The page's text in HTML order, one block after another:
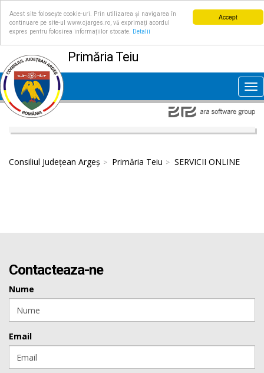
Accept
Acest site folosește cookie-uri. Prin utilizarea și navigarea în
continuare pe site-ul www.cjarges.ro, vă exprimați acordul
expres pentru folosirea informațiilor stocate.
Detalii
Primăria Teiu
Consiliul Județean Argeș Primăria Teiu SERVICII ONLINE
Contacteaza-ne
Nume
Email